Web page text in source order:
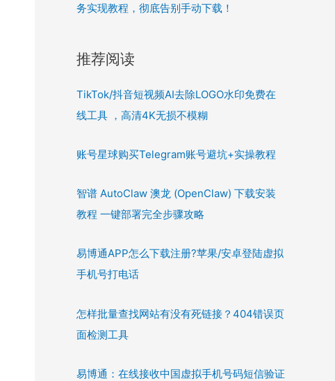
务实现教程，彻底告别手动下载！
推荐阅读
TikTok/抖音短视频AI去除LOGO水印免费在
线工具 ，高清4K无损不模糊
账号星球购买Telegram账号避坑+实操教程
智谱 AutoClaw 澳龙 (OpenClaw) 下载安装
教程 一键部署完全步骤攻略
易博通APP怎么下载注册?苹果/安卓登陆虚拟
手机号打电话
怎样批量查找网站有没有死链接？404错误页
面检测工具
易博通：在线接收中国虚拟手机号码短信验证